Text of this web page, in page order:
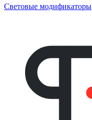
Световые модификаторы